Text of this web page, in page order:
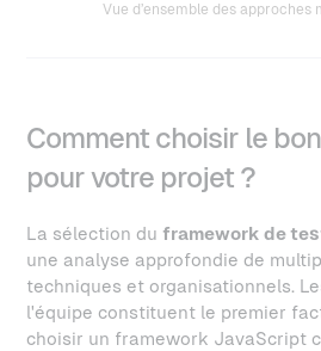
Vue d’ensemble des approches
Comment choisir le
pour votre projet ?
La sélection du framework de
une analyse approfondie de
techniques et organisationnels.
l'équipe constituent le premier
choisir un framework JavaScript